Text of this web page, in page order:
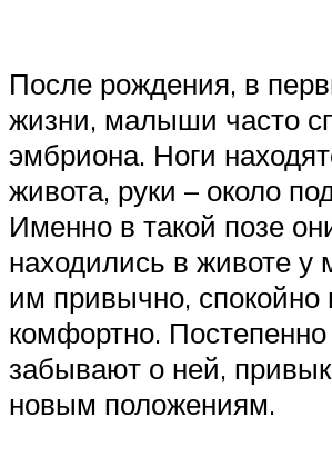
После рождения, в
жизни, малыши часто
эмбриона. Ноги
живота, руки – около
Именно в такой позе
находились в животе у
им привычно, спокойно
комфортно.
забывают о ней,
новым положениям.